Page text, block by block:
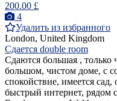
200.00 £
4
Удалить из избранного
London, United Kingdom
Сдается double room
Сдаются большая , только
большом, чистом доме, с
спокойствие, имеется
быстрый интернет, рядом